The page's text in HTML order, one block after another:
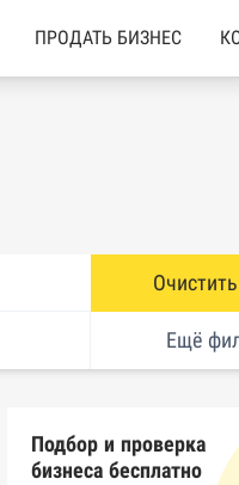
ПРОДАТЬ БИЗНЕС
Ещё
Подбор и проверка
бизнеса бесплатно